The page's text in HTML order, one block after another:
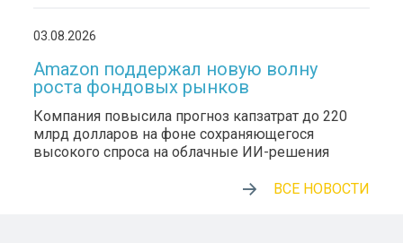
03.08.2026
Amazon поддержал новую волну
роста фондовых рынков
Компания повысила прогноз капзатрат до 220
млрд долларов на фоне сохраняющегося
высокого спроса на облачные ИИ-решения
ВСЕ НОВОСТИ